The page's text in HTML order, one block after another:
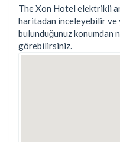
The Xon Hotel elektrikli
haritadan inceleyebilir ve
bulunduğunuz konumdan
görebilirsiniz.